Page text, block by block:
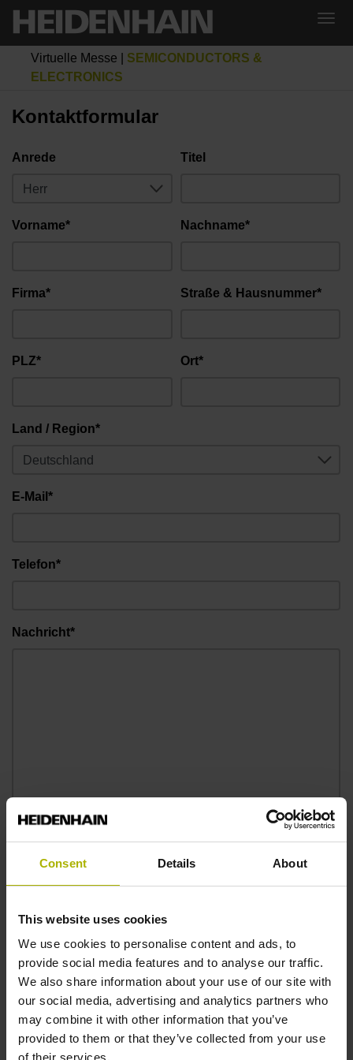
Consent Details About
This website uses cookies
We use cookies to personalise content and ads, to
provide social media features and to analyse our traffic.
We also share information about your use of our site with
our social media, advertising and analytics partners who
may combine it with other information that you’ve
provided to them or that they’ve collected from your use
of their services.
Virtuelle Messe
SEMICONDUCTORS &
ELECTRONICS
Kontaktformular
Anrede Titel
Vorname* Nachname*
Firma* Straße & Hausnummer*
PLZ* Ort*
Land / Region*
E-Mail*
Telefon*
Nachricht*
Ich bestätige, die Hinweise zum Datenschutzgelesen
und akzeptiert zu haben.*
Die DR. JOHANNES HEIDENHAIN GmbH erhebt,
verarbeitet und nutzt die angegebenen
personenbezogenen Daten elektronisch zur Bearbeitung
Ihres Anliegens. Ihre Daten werden gegebenenfalls an die
zuständigen Vertriebspartner der DR. JOHANNES
HEIDENHAIN GmbH (z.B. Niederlassungen und Händler)